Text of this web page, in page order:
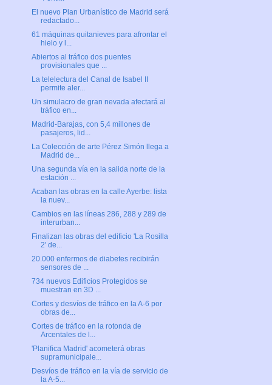
El nuevo Plan Urbanístico de Madrid será
redactado...
61 máquinas quitanieves para afrontar el
hielo y l...
Abiertos al tráfico dos puentes
provisionales que ...
La telelectura del Canal de Isabel II
permite aler...
Un simulacro de gran nevada afectará al
tráfico en...
Madrid-Barajas, con 5,4 millones de
pasajeros, lid...
La Colección de arte Pérez Simón llega a
Madrid de...
Una segunda vía en la salida norte de la
estación ...
Acaban las obras en la calle Ayerbe: lista
la nuev...
Cambios en las líneas 286, 288 y 289 de
interurban...
Finalizan las obras del edificio 'La Rosilla
2' de...
20.000 enfermos de diabetes recibirán
sensores de ...
734 nuevos Edificios Protegidos se
muestran en 3D ...
Cortes y desvíos de tráfico en la A-6 por
obras de...
Cortes de tráfico en la rotonda de
Arcentales de l...
'Planifica Madrid' acometerá obras
supramunicipale...
Desvíos de tráfico en la vía de servicio de
la A-5...